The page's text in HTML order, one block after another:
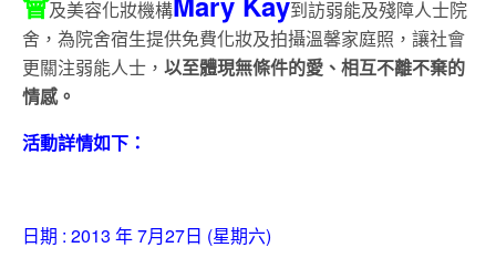
及美容化妝機構
到訪弱能及殘障人士院
舍， 為院舍宿生提供免費化妝及拍攝溫馨家庭照，讓社會
更關注弱能人士 ， 以至體現無條件的愛、相互不離不棄的
情感。
活動詳情如下 ：
日期 : 2013 年 7月27日 (星期六)